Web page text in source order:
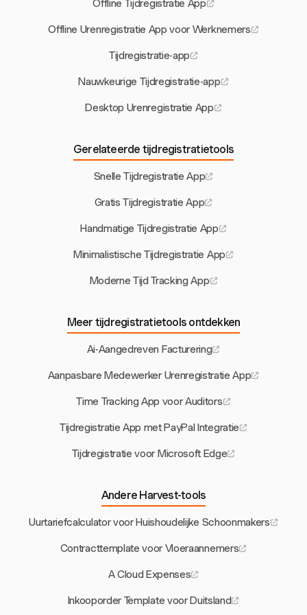
Offline Tijdregistratie App
Offline Urenregistratie App voor Werknemers
Tijdregistratie-app
Nauwkeurige Tijdregistratie-app
Desktop Urenregistratie App
Gerelateerde tijdregistratietools
Snelle Tijdregistratie App
Gratis Tijdregistratie App
Handmatige Tijdregistratie App
Minimalistische Tijdregistratie App
Moderne Tijd Tracking App
Meer tijdregistratietools ontdekken
Ai-Aangedreven Facturering
Aanpasbare Medewerker Urenregistratie App
Time Tracking App voor Auditors
Tijdregistratie App met PayPal Integratie
Tijdregistratie voor Microsoft Edge
Andere Harvest-tools
Uurtariefcalculator voor Huishoudelijke Schoonmakers
Contracttemplate voor Vloeraannemers
A Cloud Expenses
Inkooporder Template voor Duitsland